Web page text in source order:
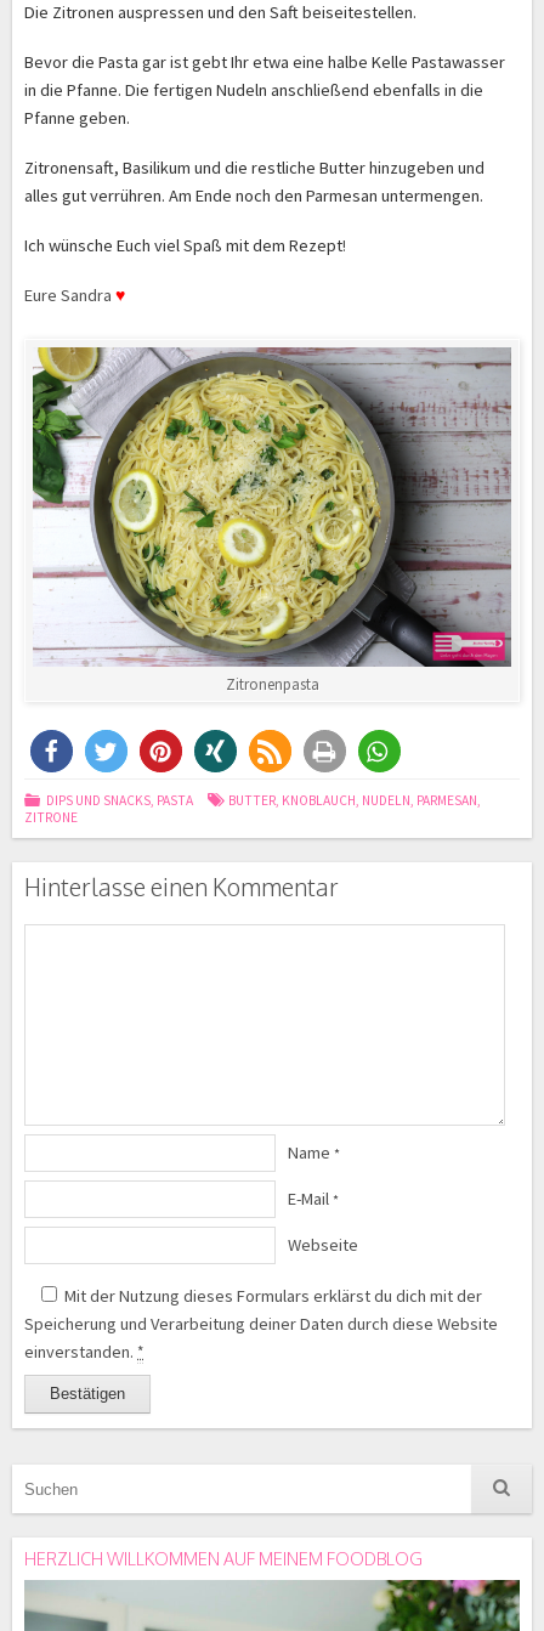
Die Zitronen auspressen und den Saft beiseitestellen.
Bevor die Pasta gar ist gebt Ihr etwa eine halbe Kelle Pastawasser
in die Pfanne. Die fertigen Nudeln anschließend ebenfalls in die
Pfanne geben.
Zitronensaft, Basilikum und die restliche Butter hinzugeben und
alles gut verrühren. Am Ende noch den Parmesan untermengen.
Ich wünsche Euch viel Spaß mit dem Rezept!
Eure Sandra ♥
Zitronenpasta
DIPS UND SNACKS, PASTA BUTTER, KNOBLAUCH, NUDELN, PARMESAN,
ZITRONE
Hinterlasse einen Kommentar
Name *
E-Mail *
Webseite
Mit der Nutzung dieses Formulars erklärst du dich mit der
Speicherung und Verarbeitung deiner Daten durch diese Website
einverstanden. *
HERZLICH WILLKOMMEN AUF MEINEM FOODBLOG